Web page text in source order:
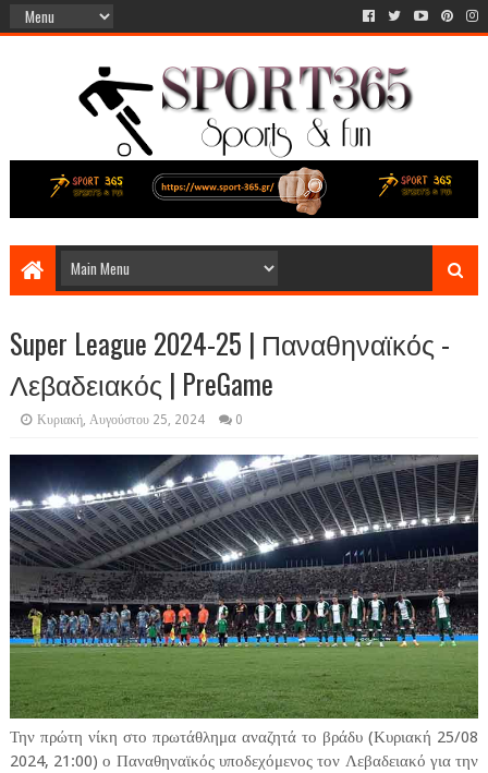
Super League 2024-25 | Παναθηναϊκός -
Λεβαδειακός | PreGame
Κυριακή, Αυγούστου 25, 2024 0
Την πρώτη νίκη στο πρωτάθλημα αναζητά το βράδυ (Κυριακή 25/08
2024, 21:00) ο Παναθηναϊκός υποδεχόμενος τον Λεβαδειακό για την